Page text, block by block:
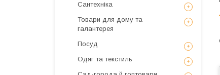
Сантехніка
Товари для дому та
галантерея
Посуд
Одяг та текстиль